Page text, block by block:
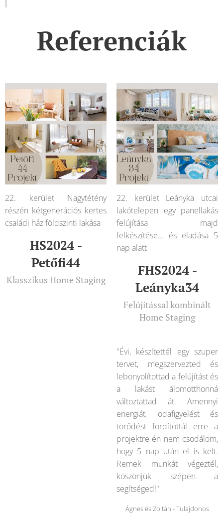
Referenciák
22. kerület Nagytétény
részén kétgenerációs kertes
családi ház földszinti lakása
HS2024 -
Petőfi44
Klasszikus Home Staging
22. kerület Leányka utcai
lakótelepen egy panellakás
felújítása majd
felkészítése... és eladása 5
nap alatt
FHS2024 -
Leányka34
Felújítással kombinált
Home Staging
"Évi, készítettél egy szuper
tervet, megszervezted és
lebonyolítottad a felújítást és
a lakást álomotthonná
változtattad át. Amennyi
energiát, odafigyelést és
törődést fordítottál erre a
projektre én nem csodálom,
hogy 5 nap után el is kelt.
Remek munkát végeztél,
köszönjük szépen a
segítséged!"
Ágnes és Zoltán - Tulajdonos